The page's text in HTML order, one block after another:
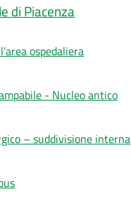
di Piacenza
ospedaliera
- Nucleo antico
– suddivisione interna